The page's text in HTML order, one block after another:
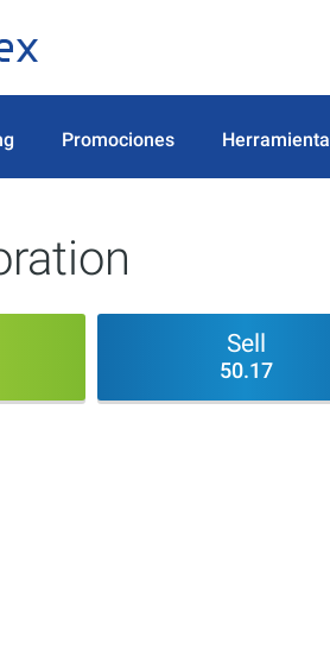
Promociones
Sell
50.17